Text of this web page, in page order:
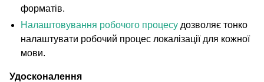
форматів.
Налаштовування робочого процесу дозволяє тонко
налаштувати робочий процес локалізації для кожної
мови.
Удосконалення